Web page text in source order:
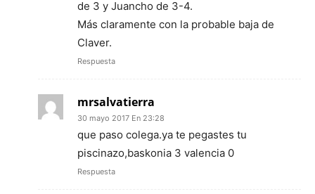
de 3 y Juancho de 3-4.
Más claramente con la probable baja de
Claver.
Respuesta
mrsalvatierra
30 mayo 2017 En 23:28
que paso colega.ya te pegastes tu
piscinazo,baskonia 3 valencia 0
Respuesta